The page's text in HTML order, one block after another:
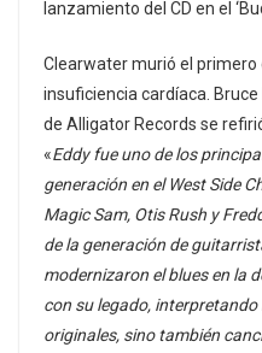
lanzamiento del CD en el
Clearwater murió el primero
insuficiencia cardíaca.
de Alligator Records se
«Eddy fue uno de los
generación en el West Side
Magic Sam, Otis Rush y
de la generación de
modernizaron el blues en la
con su legado,
originales, sino también